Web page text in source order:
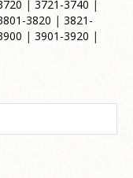
| 3721-3740 |
3820 | 3821-
| 3901-3920 |